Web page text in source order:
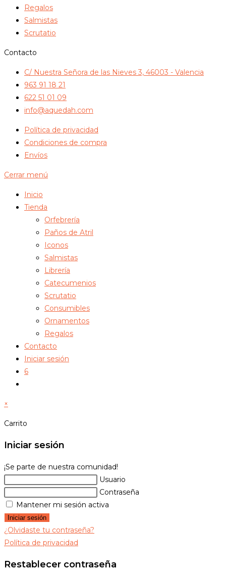
Regalos
Salmistas
Scrutatio
Contacto
C/ Nuestra Señora de las Nieves 3, 46003 - Valencia
963 91 18 21
622 51 01 09
info@aquedah.com
Política de privacidad
Condiciones de compra
Envíos
Cerrar menú
Inicio
Tienda
Orfebrería
Paños de Atril
Iconos
Salmistas
Librería
Catecumenios
Scrutatio
Consumibles
Ornamentos
Regalos
Contacto
Iniciar sesión
6
la
×
Carrito
Iniciar sesión
¡Se parte de nuestra comunidad!
Usuario
Contraseña
Mantener mi sesión activa
Iniciar sesión
¿Olvidaste tu contraseña?
Política de privacidad
Restablecer contraseña